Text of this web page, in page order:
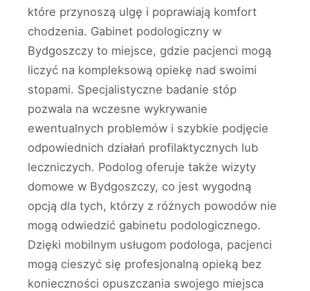
które przynoszą ulgę i poprawiają komfort
chodzenia. Gabinet podologiczny w
Bydgoszczy to miejsce, gdzie pacjenci mogą
liczyć na kompleksową opiekę nad swoimi
stopami. Specjalistyczne badanie stóp
pozwala na wczesne wykrywanie
ewentualnych problemów i szybkie podjęcie
odpowiednich działań profilaktycznych lub
leczniczych. Podolog oferuje także wizyty
domowe w Bydgoszczy, co jest wygodną
opcją dla tych, którzy z różnych powodów nie
mogą odwiedzić gabinetu podologicznego.
Dzięki mobilnym usługom podologa, pacjenci
mogą cieszyć się profesjonalną opieką bez
konieczności opuszczania swojego miejsca